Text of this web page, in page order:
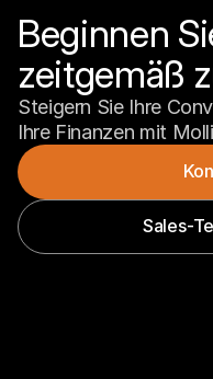
Beginnen
zeitgemäß
Steigern Sie Ihre
Ihre Finanzen mit
Sales-